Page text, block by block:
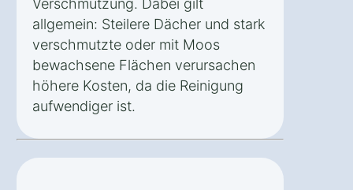
Verschmutzung. Dabei gilt
allgemein: Steilere Dächer und stark
verschmutzte oder mit Moos
bewachsene Flächen verursachen
höhere Kosten, da die Reinigung
aufwendiger ist.